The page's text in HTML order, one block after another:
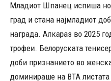
Младиот Шпанец испиша
град и стана најмладиот
награда. Алкараз во 2025
трофеи. Белоруската
доби признанието во
доминираше на ВТА листата